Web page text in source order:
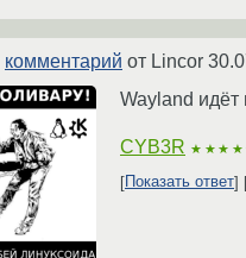
комментарий от Lincor
Wayland идёт
CYB3R
Показать ответ